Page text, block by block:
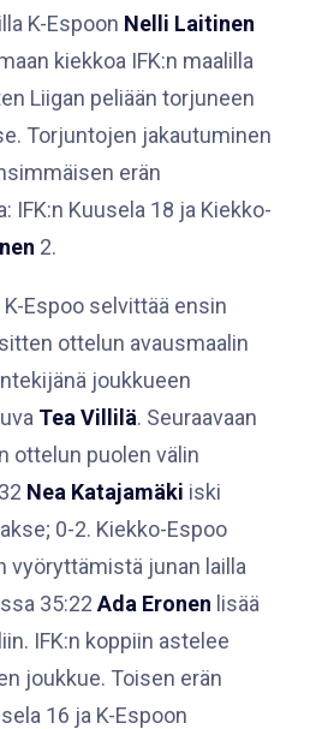
K-Espoon Nelli Laitinen
kiekkoa IFK:n maalilla
Liigan peliään torjuneen
Torjuntojen jakautuminen
erän
IFK:n Kuusela 18 ja Kiekko-
2.
Espoo selvittää ensin
ottelun avausmaalin
joukkueen
Tea Villilä. Seuraavaan
ottelun puolen välin
Nea Katajamäki iski
0-2. Kiekko-Espoo
vyöryttämistä junan lailla
35:22 Ada Eronen lisää
IFK:n koppiin astelee
joukkue. Toisen erän
16 ja K-Espoon